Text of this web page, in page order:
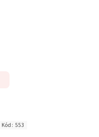
Kód: 553